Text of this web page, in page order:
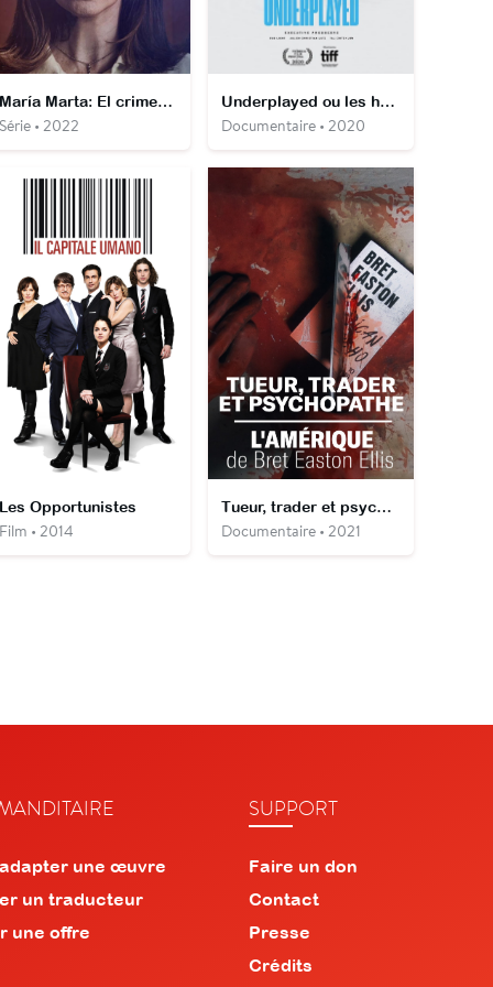
María Marta: El crimen del country
• 2022
Underplayed ou les héroïnes du dancefloor
Documentaire • 2020
Opportunistes
• 2014
Tueur, trader et psychopathe - L'Amérique de Bret Easton Ellis
Documentaire • 2021
une œuvre
un traducteur
une offre
SUPPORT
Faire un don
Contact
Presse
Crédits